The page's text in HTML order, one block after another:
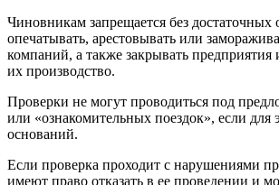
Чиновникам запрещается без достаточных
опечатывать, арестовывать или
компаний, а также закрывать предприятия
их производство.
Проверки не могут проводиться под
или «ознакомительных поездок», если для
оснований.
Если проверка проходит с нарушениями
имеют право отказать в ее проведении и